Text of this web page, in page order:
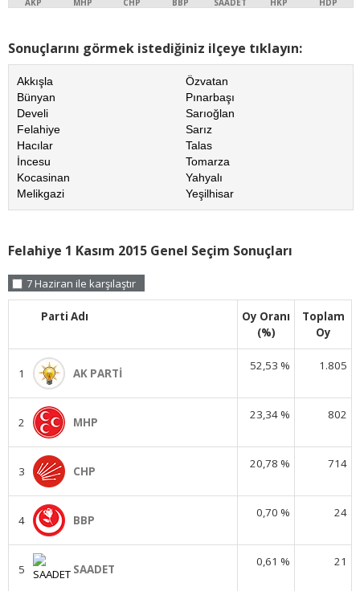
Sonuçlarını görmek istediğiniz ilçeye tıklayın:
Akkışla
Bünyan
Develi
Felahiye
Hacılar
İncesu
Kocasinan
Melikgazi
Özvatan
Pınarbaşı
Sarıoğlan
Sarız
Talas
Tomarza
Yahyalı
Yeşilhisar
Felahiye 1 Kasım 2015 Genel Seçim Sonuçları
7 Haziran ile karşılaştır
Parti Adı
Oy Oranı
(%)
Toplam
Oy
1 AK PARTİ
52,53 % 1.805
2 MHP
23,34 % 802
3 CHP
20,78 % 714
4 BBP
0,70 % 24
5 SAADET
0,61 % 21